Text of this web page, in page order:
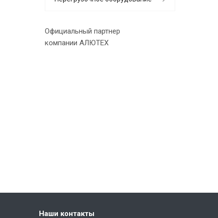
Официальный партнер
компании АЛЮТЕХ
Наши контакты